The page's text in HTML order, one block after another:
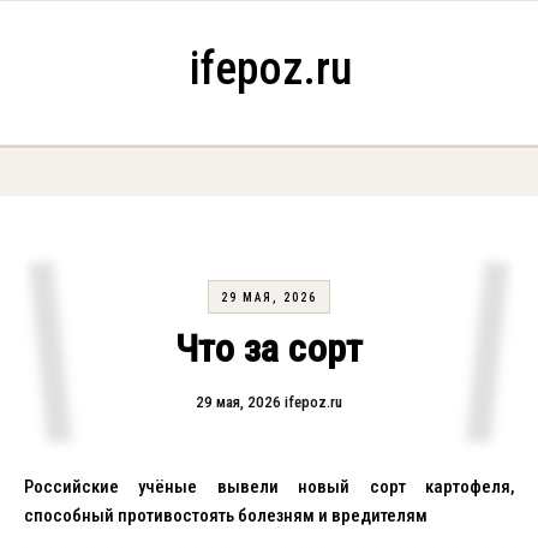
ifepoz.ru
29 МАЯ, 2026
Что за сорт
29 мая, 2026 ifepoz.ru
Российские учёные вывели новый сорт картофеля,
способный противостоять болезням и вредителям